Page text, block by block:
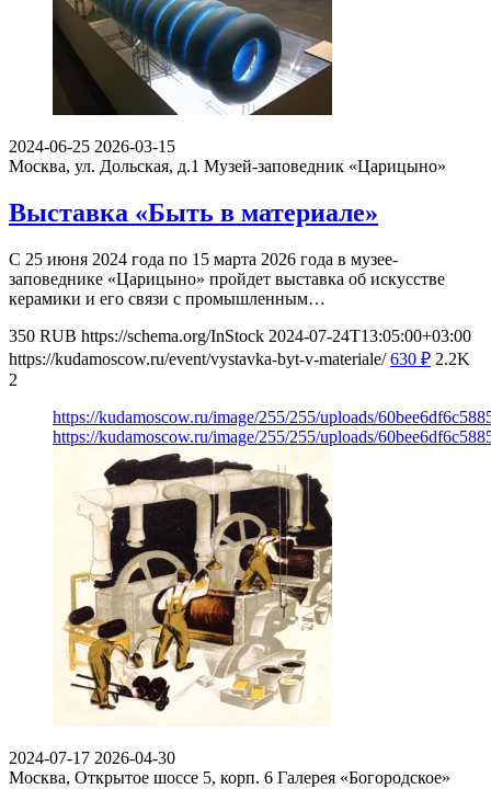
2024-06-25 2026-03-15
Москва, ул. Дольская, д.1 Музей-заповедник «Царицыно»
Выставка «Быть в материале»
С 25 июня 2024 года по 15 марта 2026 года в музее-
заповеднике «Царицыно» пройдет выставка об искусстве
керамики и его связи с промышленным…
350 RUB https://schema.org/InStock 2024-07-24T13:05:00+03:00
https://kudamoscow.ru/event/vystavka-byt-v-materiale/ 630 ₽ 2.2K
2
https://kudamoscow.ru/image/255/255/uploads/
https://kudamoscow.ru/image/255/255/uploads/
2024-07-17 2026-04-30
Москва, Открытое шоссе 5, корп. 6 Галерея «Богородское»